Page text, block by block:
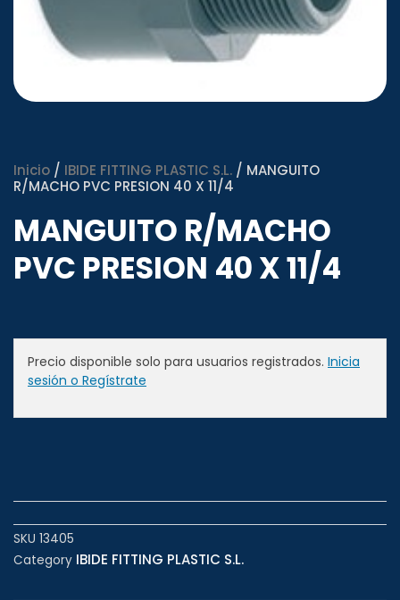
Inicio / IBIDE FITTING PLASTIC S.L. / MANGUITO
R/MACHO PVC PRESION 40 X 11/4
MANGUITO R/MACHO
PVC PRESION 40 X 11/4
Precio disponible solo para usuarios registrados. Inicia
sesión o Regístrate
SKU 13405
Category IBIDE FITTING PLASTIC S.L.